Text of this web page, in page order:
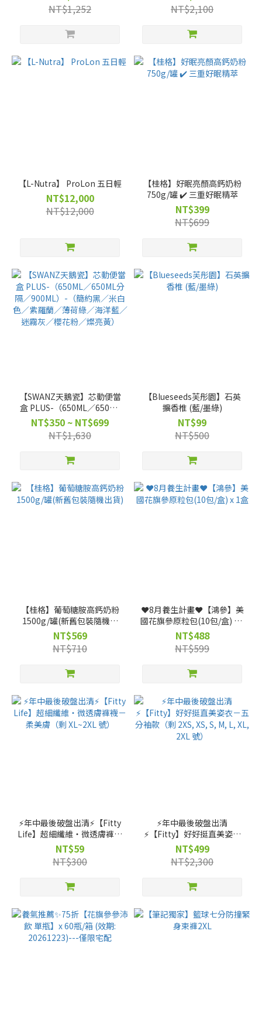
NT$1,252
2XL 號）
NT$2,100
【L-Nutra】 ProLon 五日輕
NT$12,000
NT$12,000
【桂格】好眠亮顏高鈣奶粉
750g/罐 ✔️ 三重好眠精萃
NT$399
NT$699
【SWANZ天鵝瓷】芯動便當
盒 PLUS-（650ML／650ML
分隔／900ML）-（簡約黑／
米白色／紫羅蘭／薄荷綠／
海洋藍／迷霧灰／櫻花粉／
NT$350 ~ NT$699
NT$1,630
【Blueseeds芙彤園】石英
擴香椎 (藍/墨綠)
NT$99
NT$500
【桂格】葡萄糖胺高鈣奶粉
1500g/罐(新舊包裝隨機出
貨)
NT$569
NT$710
❤️8月養生計畫❤️【鴻參】美
國花旗參原粒包(10包/盒) x 1
盒
NT$488
NT$599
⚡️年中最後破盤出清⚡️【Fitty
Life】超細纖維・微透膚褲襪
－柔美膚（剩 XL~2XL 號）
NT$59
NT$300
⚡️年中最後破盤出清
⚡️【Fitty】好好挺直美姿衣
－五分袖款（剩 2XS, XS, S,
M, L, XL, 2XL 號）
NT$499
NT$2,300